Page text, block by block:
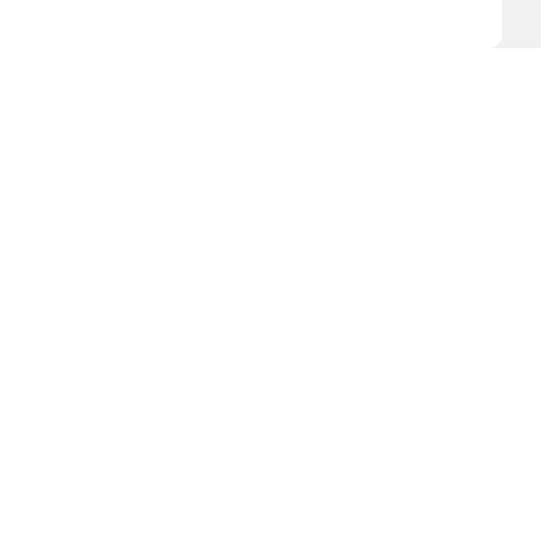
y descubre todo lo que tenemos para ofrecerte!